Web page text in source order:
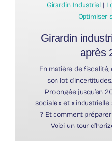
Girardin Industriel |
Optimiser
Girardin
après
En matière de
son lot
Prolongée jusqu’en
sociale » et « industrielle
? Et comment
Voici un tour